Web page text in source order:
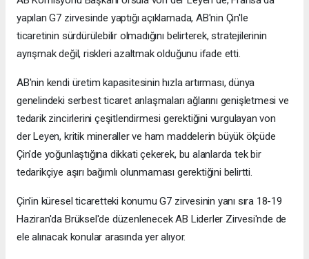
yapılan G7 zirvesinde yaptığı açıklamada, AB'nin Çin'le
ticaretinin sürdürülebilir olmadığını belirterek, stratejilerinin
ayrışmak değil, riskleri azaltmak olduğunu ifade etti.
AB'nin kendi üretim kapasitesinin hızla artırması, dünya
genelindeki serbest ticaret anlaşmaları ağlarını genişletmesi ve
tedarik zincirlerini çeşitlendirmesi gerektiğini vurgulayan von
der Leyen, kritik mineraller ve ham maddelerin büyük ölçüde
Çin'de yoğunlaştığına dikkati çekerek, bu alanlarda tek bir
tedarikçiye aşırı bağımlı olunmaması gerektiğini belirtti.
Çin'in küresel ticaretteki konumu G7 zirvesinin yanı sıra 18-19
Haziran'da Brüksel'de düzenlenecek AB Liderler Zirvesi'nde de
ele alınacak konular arasında yer alıyor.